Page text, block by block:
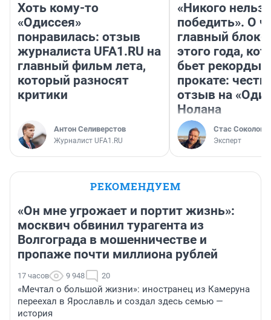
Хоть кому-то
«Одиссея»
понравилась: отзыв
журналиста UFA1.RU на
главный фильм лета,
который разносят
критики
Антон Селиверстов
Журналист UFA1.RU
«Никого нельзя
победить». О
главный
этого года,
бьет рекорды в
прокате:
отзыв на
Нолана
Стас Соколов
Эксперт
РЕКОМЕНДУЕМ
«Он мне угрожает и портит жизнь»:
москвич обвинил турагента из
Волгограда в мошенничестве и
пропаже почти миллиона рублей
17 часов 9 948 20
«Мечтал о большой жизни»: иностранец из Камеруна
переехал в Ярославль и создал здесь семью —
история